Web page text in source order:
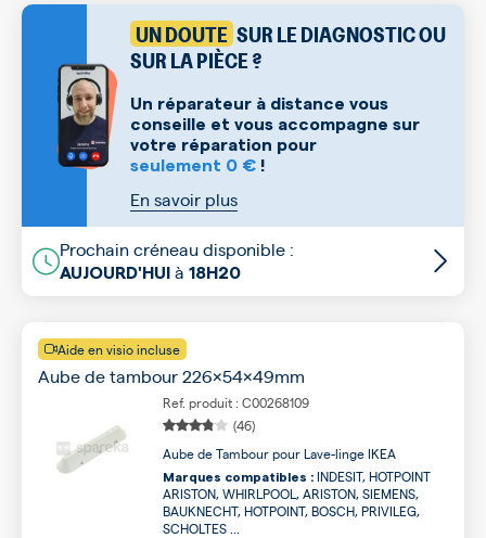
UN DOUTE SUR LE DIAGNOSTIC OU
SUR LA PIÈCE ?
Un réparateur à distance vous
conseille et vous accompagne sur
votre réparation pour
seulement 0 € !
En savoir plus
Prochain créneau disponible :
AUJOURD'HUI à 18H20
Aide en visio incluse
Aube de tambour 226x54x49mm
Ref. produit : C00268109
(46)
Aube de Tambour pour Lave-linge IKEA
Marques compatibles : INDESIT, HOTPOINT
ARISTON, WHIRLPOOL, ARISTON, SIEMENS,
BAUKNECHT, HOTPOINT, BOSCH, PRIVILEG,
SCHOLTES ...